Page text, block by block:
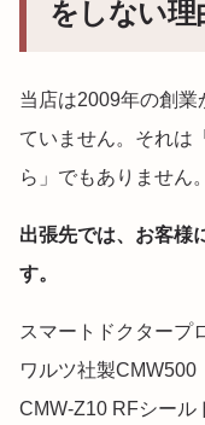
をしない理
当店は2009年の創業
ていません。それは
ら」でもありません。
出張先では、お客様
す。
スマートドクタープ
ワルツ社製CMW500
CMW-Z10 RFシール